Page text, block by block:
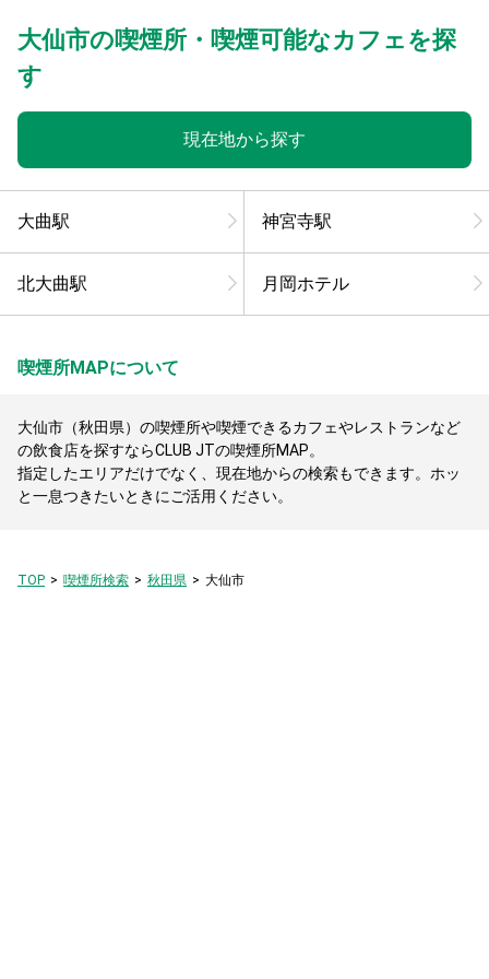
大仙市の喫煙所・喫煙可能なカフェを探
す
現在地から探す
大曲駅 神宮寺駅
北大曲駅 月岡ホテル
喫煙所MAPについて
大仙市（秋田県）の喫煙所や喫煙できるカフェやレストランなど
の飲食店を探すならCLUB JTの喫煙所MAP。
指定したエリアだけでなく、現在地からの検索もできます。ホッ
と一息つきたいときにご活用ください。
TOP 喫煙所検索 秋田県 大仙市